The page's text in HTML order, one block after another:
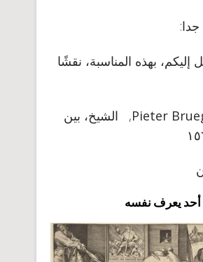
بهذه المناسبة، نقشًا
Pieter, الشيخ، بين
أحد يعرف نفسه